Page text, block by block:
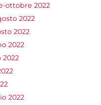
ottobre 2022
2022
2022
2022
2022